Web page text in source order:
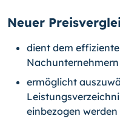
Neuer
dient dem
Nachunternehmern
ermöglicht
einbezogen werden